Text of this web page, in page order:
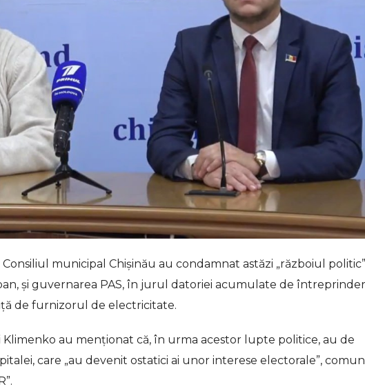
municipal Chișinău au condamnat astăzi „războiul
și guvernarea PAS, în jurul datoriei acumulate de
de furnizorul de electricitate.
Klimenko au menționat că, în urma acestor lupte politice, au de
care „au devenit ostatici ai unor interese electorale”,